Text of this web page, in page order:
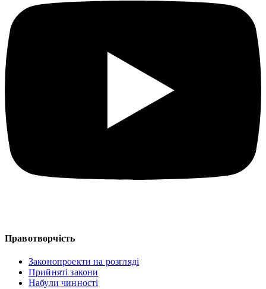
Правотворчість
Законопроекти на розгляді
Прийняті закони
Набули чинності